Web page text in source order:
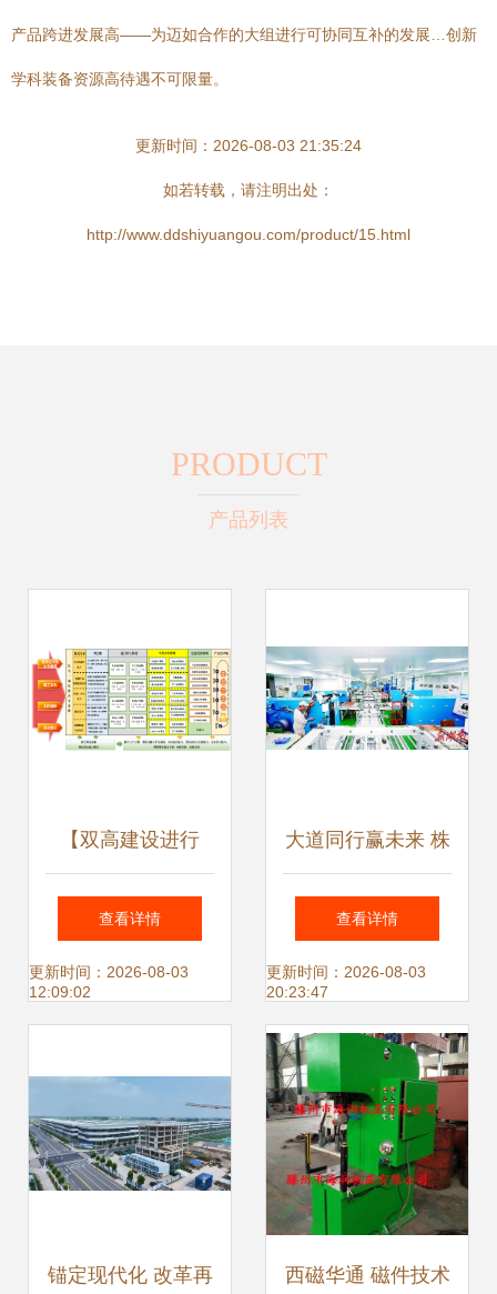
产品跨进发展高——为迈如合作的大组进行可协同互补的发展…创新
学科装备资源高待遇不可限量。
更新时间：2026-08-03 21:35:24
如若转载，请注明出处：
http://www.ddshiyuangou.com/product/15.html
PRODUCT
产品列表
【双高建设进行
时】军民融合共建
产业学院 校企共育
查看详情
更新时间：2026-08-03
12:09:02
大道同行赢未来 株
洲全力融入长株潭
一体化高质量发展
纪实——聚焦机电
一体化技术及产品
的开发
查看详情
更新时间：2026-08-03
20:23:47
锚定现代化 改革再 西磁华通 磁件技术